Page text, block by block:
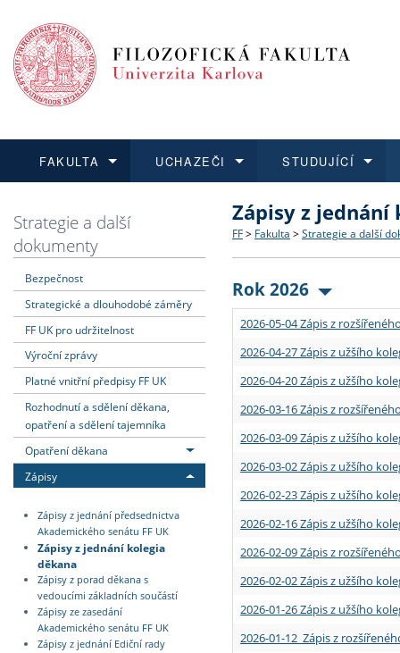
FAKULTA
Dozvědět se více
Struktura a historie
Strategie a další
Podpora a benefity pro
Absolventi fakulty
UCHAZEČI
Podat přihlášku
Co studovat a jak se
Učitelské studijní
Informace k průběhu
STUDUJÍCÍ
Dozvědět se více
Bakalářské a magisterské
Doktorské studium
Rigorózní řízení
Dozvědět se více
O vědě a výzkumu na FF
Akademické kvalifikace
Granty a projekty
Dozvědět se více
Aktuální nabídky a
Vyjíždějící studenti
Přijíždějící studenti
Vyjíždějící zaměstnanci
Strategie a další
dokumenty
Bezpečnost
Strategické a dlouhodobé záměry
FF UK pro udržitelnost
Výroční zprávy
Platné vnitřní předpisy FF UK
Rozhodnutí a sdělení děkana,
opatření a sdělení tajemníka
Opatření děkana
Zápisy
Zápisy z jednání předsednictva
Akademického senátu FF UK
Zápisy z jednání kolegia
děkana
Zápisy z porad děkana s
vedoucími základních součástí
Zápisy ze zasedání
Akademického senátu FF UK
Zápisy z jednání Ediční rady
Zápisy z jednání
FF > Fakulta > Strategie a další
Rok 2026
2026-05-04 Zápis z
2026-04-27 Zápis z užšího
2026-04-20 Zápis z užšího
2026-03-16 Zápis z
2026-03-09 Zápis z užšího
2026-03-02 Zápis z užšího
2026-02-23 Zápis z užšího
2026-02-16 Zápis z užšího
2026-02-09 Zápis z
2026-02-02 Zápis z užšího
2026-01-26 Zápis z užšího
2026-01-12 Zápis z